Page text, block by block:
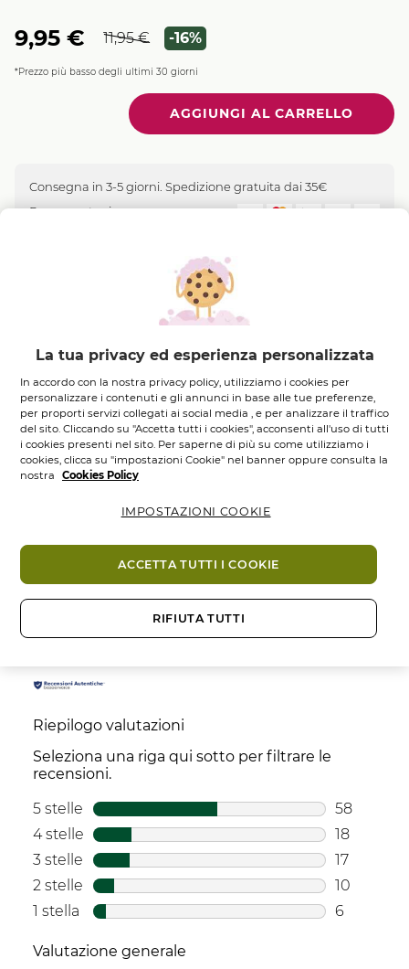
9,95 € 11,95 € -16%
*Prezzo più basso degli ultimi 30 giorni
Consegna in 3-5 giorni. Spedizione gratuita dai 35€
Pagamento sicuro
Questa matita ultre-pigmentata definisce le labbra
con il massimo comfort e prolunga la tenuta del
rossetto.
Formato: MATITA 1.00 GR.
Recensioni
Recensioni
Riepilogo valutazioni
Seleziona una riga qui sotto per filtrare le
recensioni.
5 stelle stelle
58
58
4 stelle stelle
18
18
3 stelle stelle
17
17
2 stelle stelle
10
10
1 stella stelle
6
Valutazione generale
La tua privacy ed esperienza personalizzata
In accordo con la nostra privacy policy, utilizziamo i cookies per
personalizzare i contenuti e gli annunci in base alle tue preferenze,
per proporti servizi collegati ai social media , e per analizzare il traffico
del sito. Cliccando su "Accetta tutti i cookies", acconsenti all'uso di tutti
i cookies presenti nel sito. Per saperne di più su come utilizziamo i
cookies, clicca su "impostazioni Cookie" nel banner oppure consulta la
nostra
Cookies Policy
RIFIUTA TUTTI
ACCETTA TUTTI I COOKIE
IMPOSTAZIONI COOKIE